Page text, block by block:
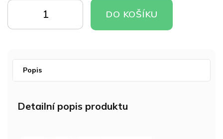
cena:
KOŠÍKU
KOŠÍKU
DO KOŠÍKU
Popis
Detailní popis produktu